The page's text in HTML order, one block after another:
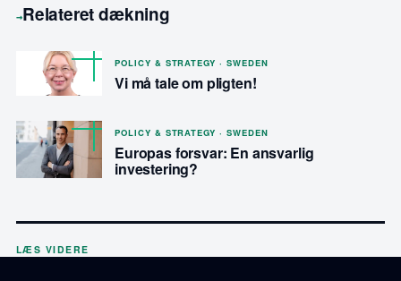
→Relateret dækning
POLICY & STRATEGY · SWEDEN
Vi må tale om pligten!
POLICY & STRATEGY · SWEDEN
Europas forsvar: En ansvarlig
investering?
LÆS VIDERE